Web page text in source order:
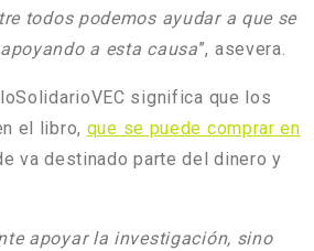
todos podemos ayudar a que se
a esta causa”, asevera.
significa que los
el libro, que se puede comprar en
va destinado parte del dinero y
apoyar la investigación, sino